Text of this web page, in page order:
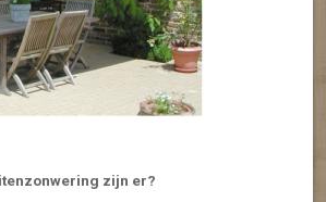
zijn er?